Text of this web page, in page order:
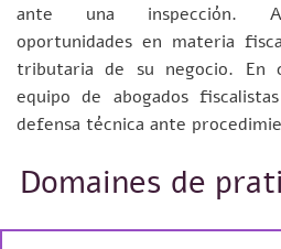
ante una inspección.
oportunidades en materia
tributaria de su negocio. En
equipo de abogados
defensa técnica ante
Domaines de